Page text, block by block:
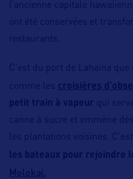
l’ancienne capitale
ont été conservées et
restaurants.
C’est du port de Lahaina
comme les croisières
petit train à vapeur qui
canne à sucre et emmène
les plantations voisines.
les bateaux pour rejoindre
Molokai.